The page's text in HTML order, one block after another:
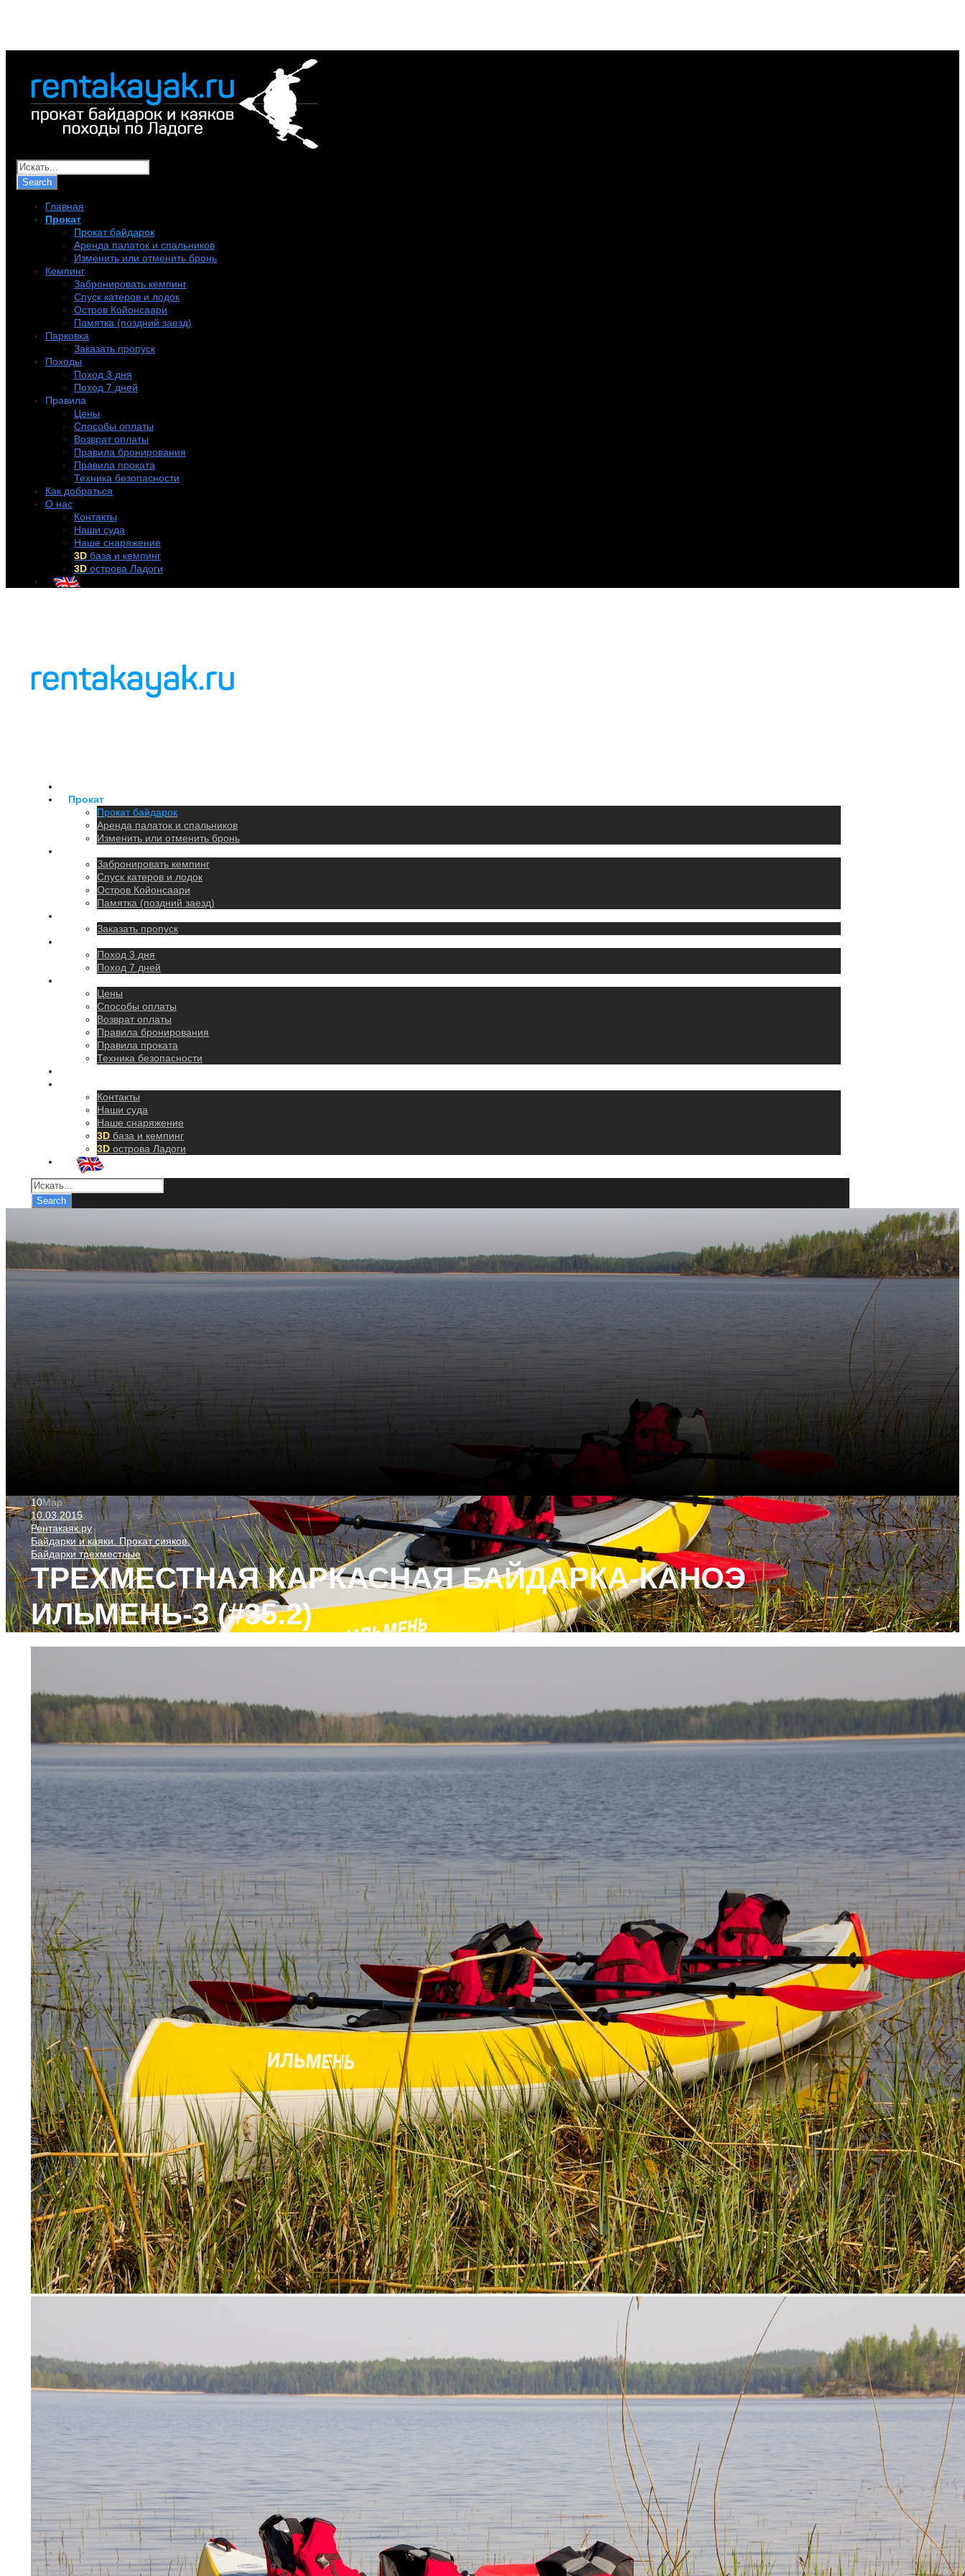
Главная
Прокат
Прокат байдарок
Аренда палаток и спальников
Изменить или отменить бронь
Кемпинг
Забронировать кемпинг
Спуск катеров и лодок
Остров Койонсаари
Памятка (поздний заезд)
Парковка
Заказать пропуск
Походы
Поход 3 дня
Поход 7 дней
Правила
Цены
Способы оплаты
Возврат оплаты
Правила бронирования
Правила проката
Техника безопасности
Как добраться
О нас
Контакты
Наши суда
Наше снаряжение
3D база и кемпинг
3D острова Ладоги
Прокат
Прокат байдарок
Аренда палаток и спальников
Изменить или отменить бронь
Забронировать кемпинг
Спуск катеров и лодок
Остров Койонсаари
Памятка (поздний заезд)
Заказать пропуск
Поход 3 дня
Поход 7 дней
Цены
Способы оплаты
Возврат оплаты
Правила бронирования
Правила проката
Техника безопасности
Контакты
Наши суда
Наше снаряжение
3D база и кемпинг
3D острова Ладоги
10Мар
10.03.2015
Рентакаяк.ру
Байдарки и каяки. Прокат сияков.
Байдарки трехместные
ТРЕХМЕСТНАЯ КАРКАСНАЯ БАЙДАРКА-КАНОЭ
ИЛЬМЕНЬ-3 (#35.2)